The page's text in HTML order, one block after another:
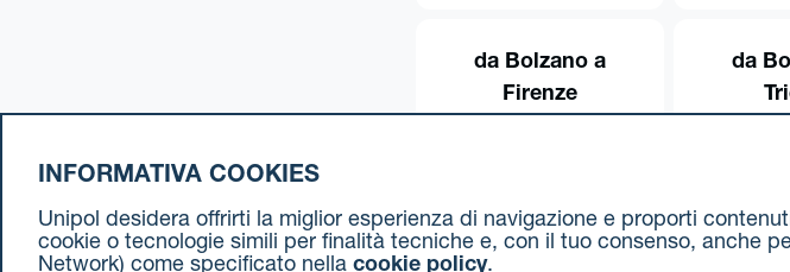
da Bolzano a
Firenze
da
INFORMATIVA COOKIES
Unipol desidera offrirti la miglior esperienza di navigazione e proporti
cookie o tecnologie simili per finalità tecniche e, con il tuo consenso, anche
Network) come specificato nella cookie policy.